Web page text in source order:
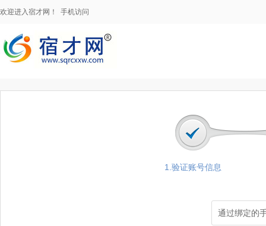
欢迎进入宿才网！ 手机访问
1.验证账号信息
通过绑定的